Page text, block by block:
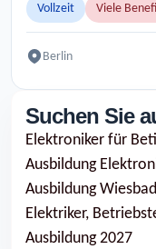
Vollzeit Viele
Berlin
Suchen Sie
Elektroniker für
Ausbildung
Ausbildung
Elektriker,
Ausbildung 2027